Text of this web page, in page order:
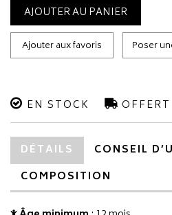
AJOUTER AU PANIER
Ajouter aux favoris Poser
EN STOCK
DÉTAILS
CONSEIL
COMPOSITION